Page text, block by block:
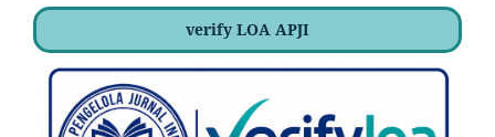
verify LOA APJI